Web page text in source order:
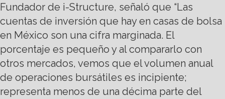
Fundador de i-Structure, señaló que “Las
cuentas de inversión que hay en casas de bolsa
en México son una cifra marginada. El
porcentaje es pequeño y al compararlo con
otros mercados, vemos que el volumen anual
de operaciones bursátiles es incipiente;
representa menos de una décima parte del